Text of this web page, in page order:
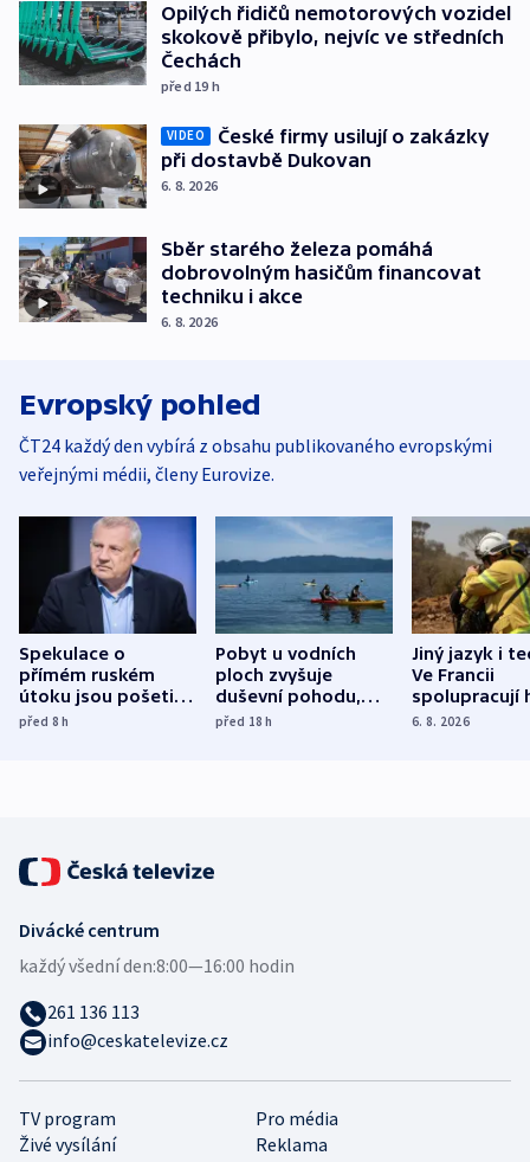
Opilých řidičů nemotorových vozidel
skokově přibylo, nejvíc ve středních
Čechách
před 19 h
VIDEO
České firmy usilují o zakázky
při dostavbě Dukovan
6. 8. 2026
Sběr starého železa pomáhá
dobrovolným hasičům financovat
techniku i akce
6. 8. 2026
Evropský pohled
ČT24 každý den vybírá z obsahu publikovaného evropskými
veřejnými médii, členy Eurovize.
Spekulace o
přímém ruském
útoku jsou pošetilé,
míní estonský
před 8h
Pobyt u vodních
ploch zvyšuje
duševní pohodu,
ukázala
před 18h
Jiný jazyk i
Ve Francii
spolupracují
různých zemí
6. 8. 2026
TV program
Pro média
Živé vysílání
Reklama
Divácké centrum
každý všední den:8:00—16:00 hodin
261 136 113
info@ceskatelevize.cz